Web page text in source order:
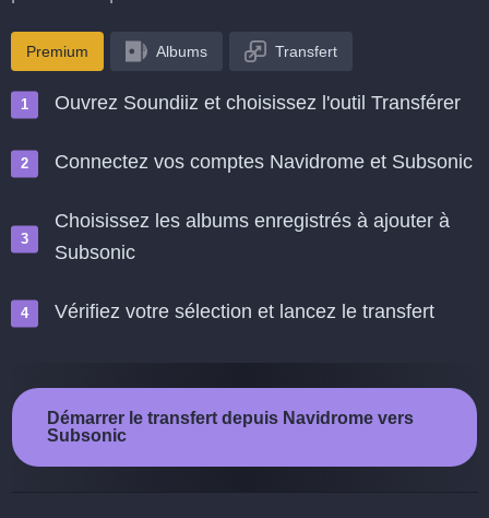
Premium Albums Transfert
Ouvrez Soundiiz et choisissez l'outil Transférer
Connectez vos comptes Navidrome et Subsonic
Choisissez les albums enregistrés à ajouter à
Subsonic
Vérifiez votre sélection et lancez le transfert
Démarrer le transfert depuis Navidrome vers
Subsonic